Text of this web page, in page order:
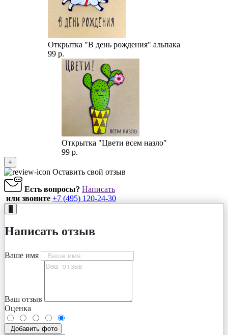
Открытка "В день рождения" альпака
99 р.
Открытка "Цвети всем назло"
99 р.
+
Оставить свой отзыв
Есть вопросы? Написать
или звоните +7 (495) 120-24-30
+
Написать отзыв
Ваше имя
Ваш отзыв
Оценка
Добавить фото